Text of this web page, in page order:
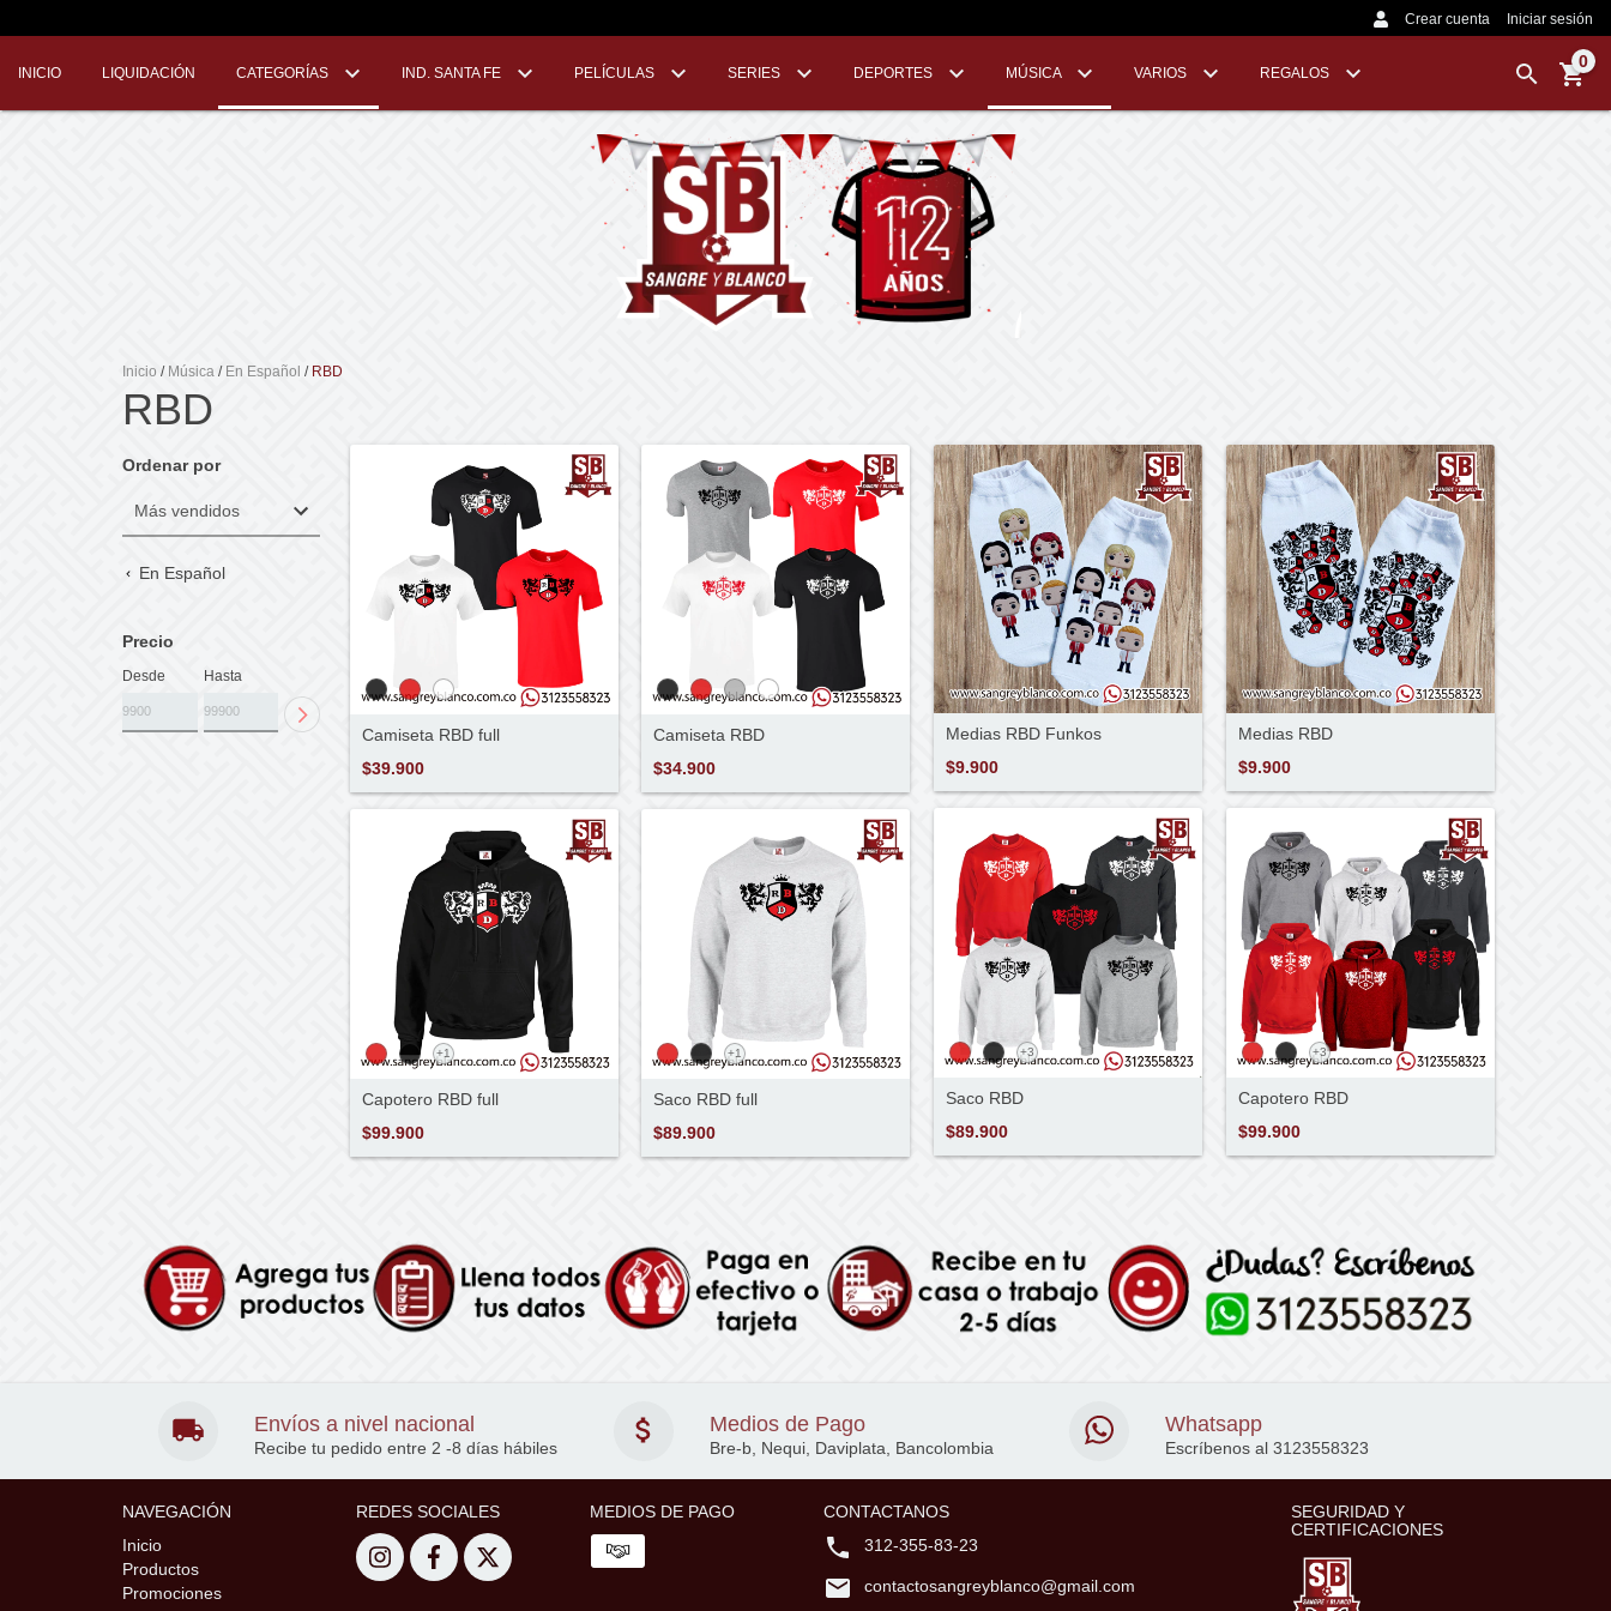
Crear cuenta Iniciar sesión
INICIO LIQUIDACIÓN CATEGORÍAS IND. SANTA FE PELÍCULAS SERIES DEPORTES MÚSICA VARIOS REGALOS
0
Inicio / Música / En Español / RBD
RBD
Ordenar por
En Español
Precio
Desde Hasta
Camiseta RBD full
$39.900
Camiseta RBD
$34.900
Medias RBD Funkos
$9.900
Medias RBD
$9.900
+1
Capotero RBD full
$99.900
+1
Saco RBD full
$89.900
+3
Saco RBD
$89.900
+3
Capotero RBD
$99.900
Envíos a nivel nacional
Recibe tu pedido entre 2 -8 días hábiles
Medios de Pago
Bre-b, Nequi, Daviplata, Bancolombia
Whatsapp
Escríbenos al 3123558323
NAVEGACIÓN
Inicio
Productos
Promociones
REDES SOCIALES MEDIOS DE PAGO
CONTACTANOS
312-355-83-23
contactosangreyblanco@gmail.com
SEGURIDAD Y
CERTIFICACIONES